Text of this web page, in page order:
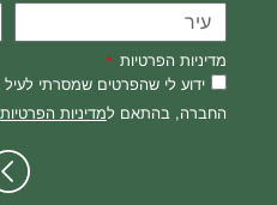
מדיניות הפרטיות
ידוע לי שהפרטים שמסרתי לעיל
החברה, בהתאם למדיניות הפרטיות